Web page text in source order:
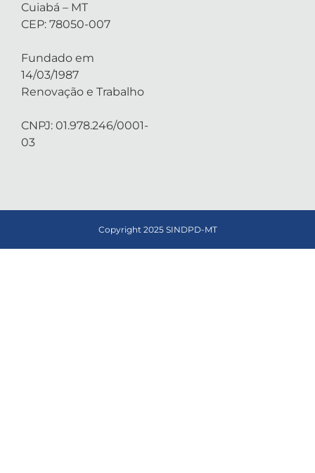
Cuiabá – MT
CEP: 78050-007
Fundado em
14/03/1987
Renovação e Trabalho
CNPJ: 01.978.246/0001-
03
Copyright 2025 SINDPD-MT